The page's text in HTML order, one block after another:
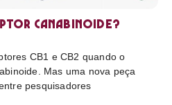
canabinoide?
CB1 e CB2 quando o
Mas uma nova peça
pesquisadores